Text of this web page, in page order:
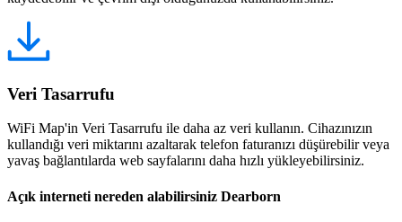
Veri Tasarrufu
WiFi Map'in Veri Tasarrufu ile daha az veri kullanın. Cihazınızın
kullandığı veri miktarını azaltarak telefon faturanızı düşürebilir veya
yavaş bağlantılarda web sayfalarını daha hızlı yükleyebilirsiniz.
Açık interneti nereden alabilirsiniz Dearborn